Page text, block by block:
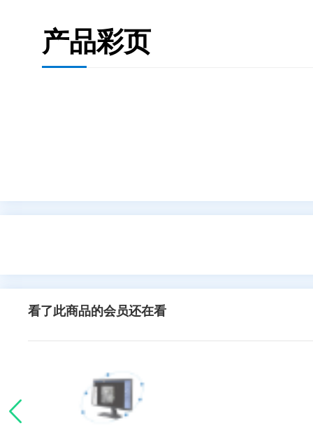
产品彩页
看了此商品的会员还在看